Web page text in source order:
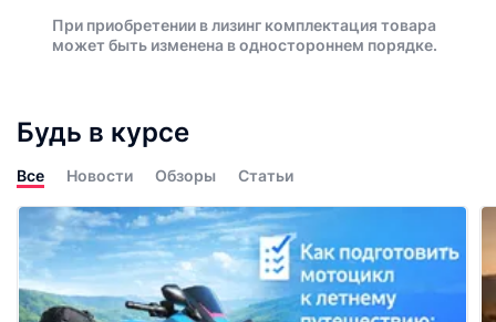
При приобретении в лизинг комплектация товара
может быть изменена в одностороннем порядке.
Будь в курсе
Все Новости Обзоры Статьи